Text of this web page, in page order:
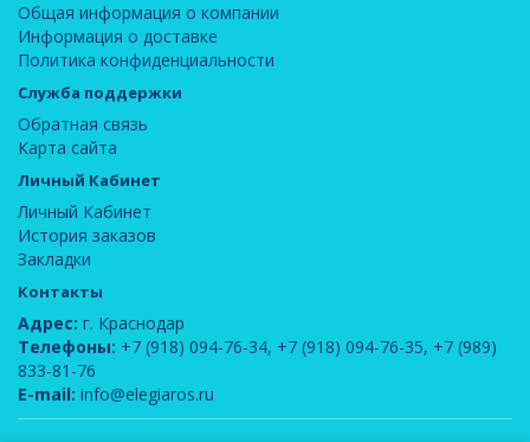
Общая информация о компании
Информация о доставке
Политика конфиденциальности
Служба поддержки
Обратная связь
Карта сайта
Личный Кабинет
Личный Кабинет
История заказов
Закладки
Контакты
Адрес: г. Краснодар
Телефоны: +7 (918) 094-76-34, +7 (918) 094-76-35, +7 (989)
833-81-76
E-mail: info@elegiaros.ru